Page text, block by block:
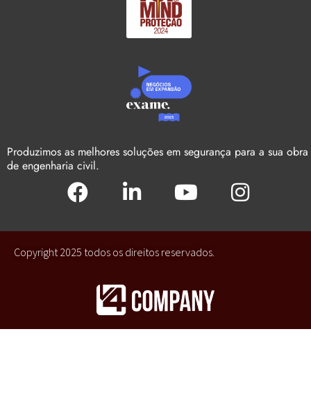
Produzimos as melhores soluções em segurança para a sua obra
de engenharia civil.
Copyright 2025 todos os direitos reservados.